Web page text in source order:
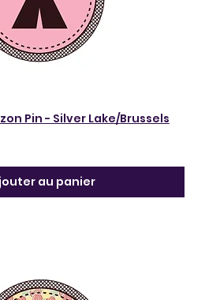
Pin - Silver Lake/Brussels
au panier